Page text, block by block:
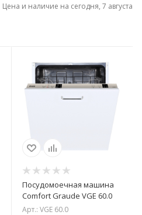
Цена и наличие на сегодня, 7 августа
Посудомоечная машина
Comfort Graude VGE 60.0
Арт.: VGE 60.0